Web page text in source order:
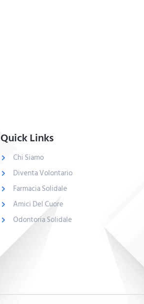
Quick Links
Chi Siamo
Diventa Volontario
Farmacia Solidale
Amici Del Cuore
Odontoria Solidale